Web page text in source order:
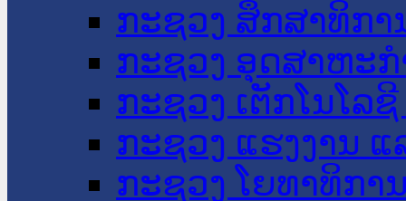
ກະຊວງ ສຶກສາທິກາ
ກະຊວງ ອຸດສາຫະ
ກະຊວງ ເຕັກໂນໂລ
ກະຊວງ ແຮງງານ
ກະຊວງ ໂຍທາທິກາ